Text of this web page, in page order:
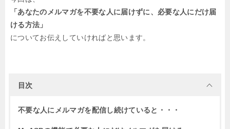
「あなたのメルマガを不要な人に届けずに、必要な人にだけ届
ける方法」
についてお伝えしていければと思います。
目次
不要な人にメルマガを配信し続けていると・・・